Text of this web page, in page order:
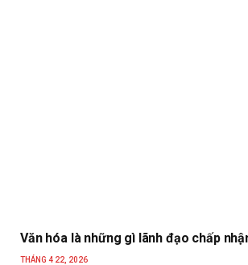
Văn hóa là những gì lãnh đạo chấp
THÁNG 4 22, 2026